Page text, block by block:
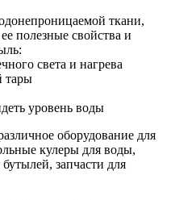
ткани,
полезные свойства и
света и нагрева
тары
уровень воды
оборудование для
кулеры для воды,
запчасти для